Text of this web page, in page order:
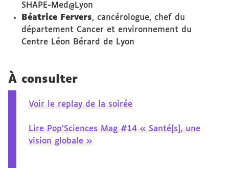
SHAPE-Med@Lyon
Béatrice Fervers, cancérologue, chef du
département Cancer et environnement du
Centre Léon Bérard de Lyon
À consulter
Voir le replay de la soirée
Lire Pop'Sciences Mag #14 « Santé[s], une
vision globale »